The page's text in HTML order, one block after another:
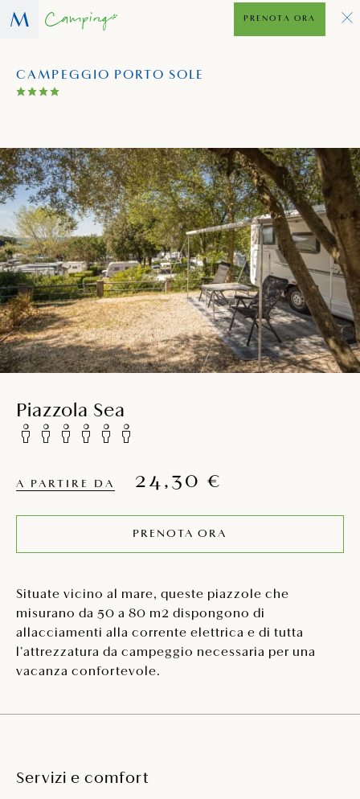
CAMPEGGIO PORTO SOLE
PRENOTA ORA
Piazzola Sea
A PARTIRE DA 24,30 €
PRENOTA ORA
Situate vicino al mare, queste piazzole che
misurano da 50 a 80 m2 dispongono di
allacciamenti alla corrente elettrica e di tutta
l’attrezzatura da campeggio necessaria per una
vacanza confortevole.
Servizi e comfort